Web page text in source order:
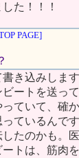
た！！！
PAGE]
き込みします
ートを送っ
ていて、確
ているんで
たのかも。
トは、筋肉